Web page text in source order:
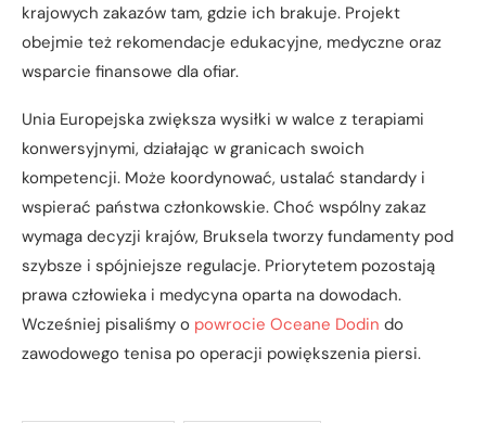
krajowych zakazów tam, gdzie ich brakuje. Projekt
obejmie też rekomendacje edukacyjne, medyczne oraz
wsparcie finansowe dla ofiar.
Unia Europejska zwiększa wysiłki w walce z terapiami
konwersyjnymi, działając w granicach swoich
kompetencji. Może koordynować, ustalać standardy i
wspierać państwa członkowskie. Choć wspólny zakaz
wymaga decyzji krajów, Bruksela tworzy fundamenty pod
szybsze i spójniejsze regulacje. Priorytetem pozostają
prawa człowieka i medycyna oparta na dowodach.
Wcześniej pisaliśmy o powrocie Oceane Dodin do
zawodowego tenisa po operacji powiększenia piersi.